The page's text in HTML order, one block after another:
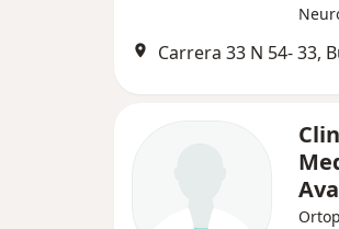
Carrera 33 N 54- 33,